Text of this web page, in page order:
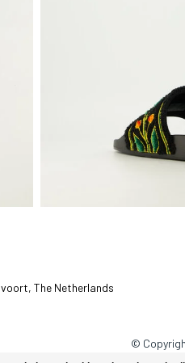
The Netherlands
©